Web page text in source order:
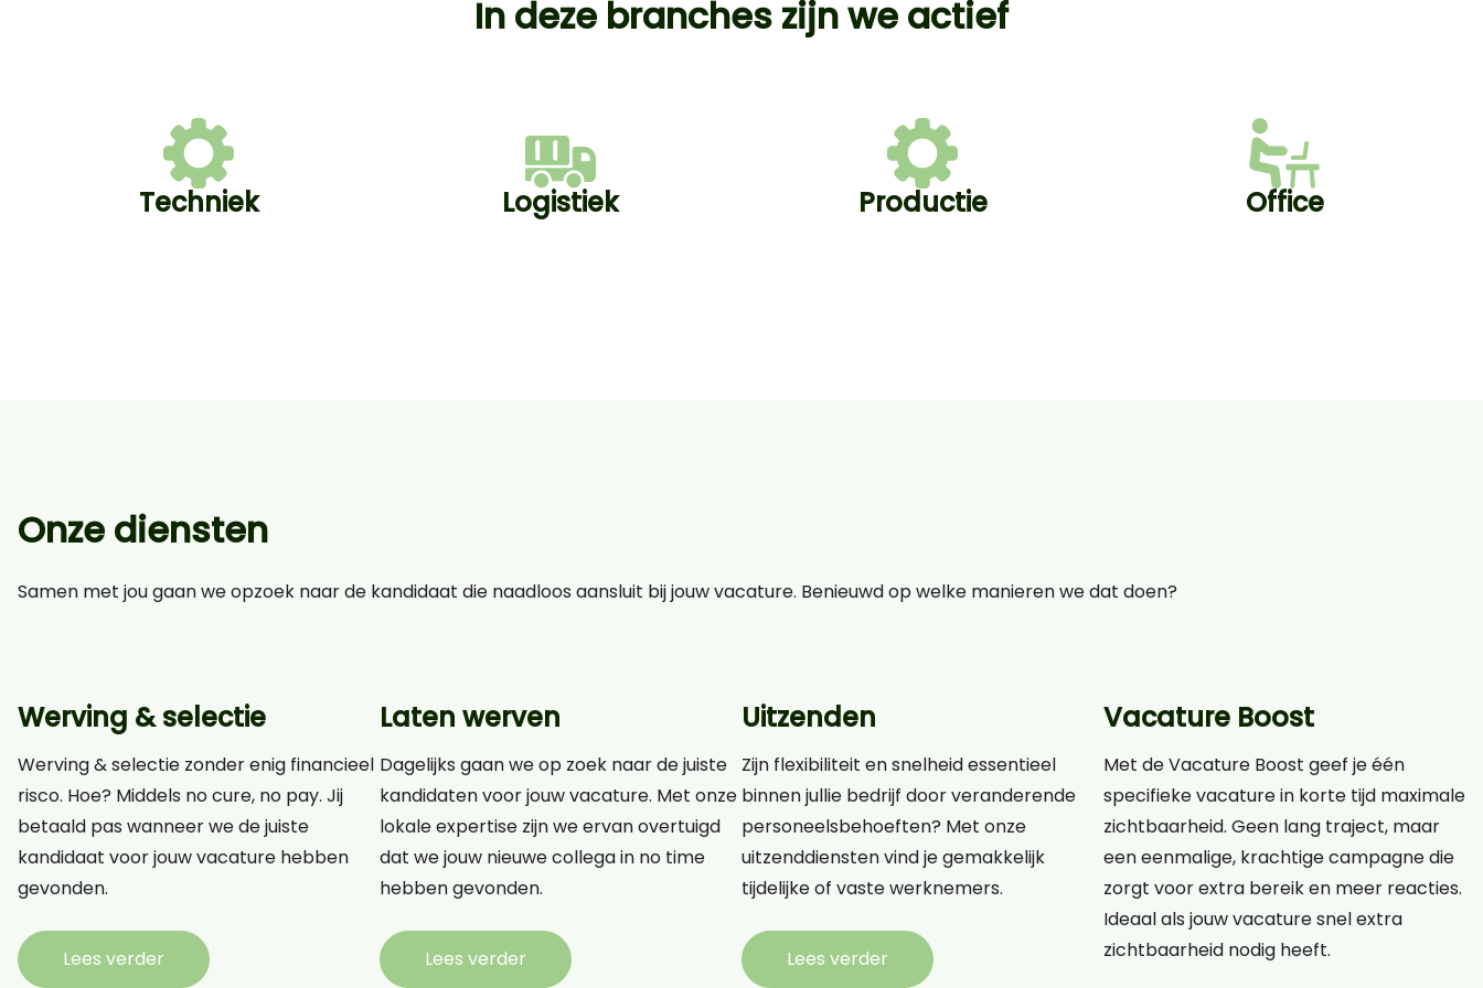
In deze branches zijn we actief
Techniek Logistiek Productie Office
Onze diensten
Samen met jou gaan we opzoek naar de kandidaat die naadloos aansluit bij jouw vacature. Benieuwd op welke manieren we dat doen?
Werving & selectie
Werving & selectie zonder enig financieel
risco. Hoe? Middels no cure, no pay. Jij
betaald pas wanneer we de juiste
kandidaat voor jouw vacature hebben
gevonden.
Lees verder
Laten werven
Dagelijks gaan we op zoek naar de juiste
kandidaten voor jouw vacature. Met onze
lokale expertise zijn we ervan overtuigd
dat we jouw nieuwe collega in no time
hebben gevonden.
Lees verder
Uitzenden
Zijn flexibiliteit en snelheid essentieel
binnen jullie bedrijf door veranderende
personeelsbehoeften? Met onze
uitzenddiensten vind je gemakkelijk
tijdelijke of vaste werknemers.
Lees verder
Vacature Boost
Met de Vacature Boost geef je één
specifieke vacature in korte tijd maximale
zichtbaarheid. Geen lang traject, maar
een eenmalige, krachtige campagne die
zorgt voor extra bereik en meer reacties.
Ideaal als jouw vacature snel extra
zichtbaarheid nodig heeft.